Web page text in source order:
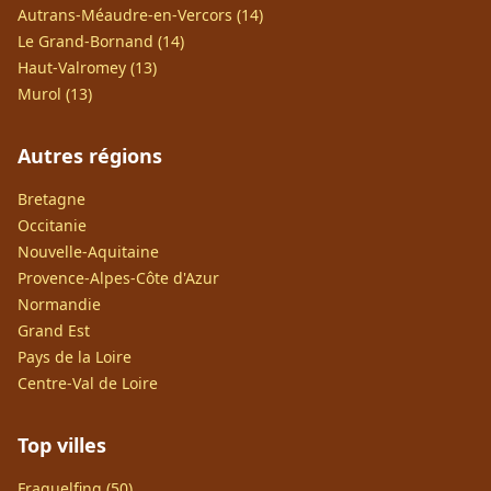
Autrans-Méaudre-en-Vercors (14)
Le Grand-Bornand (14)
Haut-Valromey (13)
Murol (13)
Autres régions
Bretagne
Occitanie
Nouvelle-Aquitaine
Provence-Alpes-Côte d'Azur
Normandie
Grand Est
Pays de la Loire
Centre-Val de Loire
Top villes